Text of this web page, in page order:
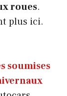
roues.
plus ici.
soumises